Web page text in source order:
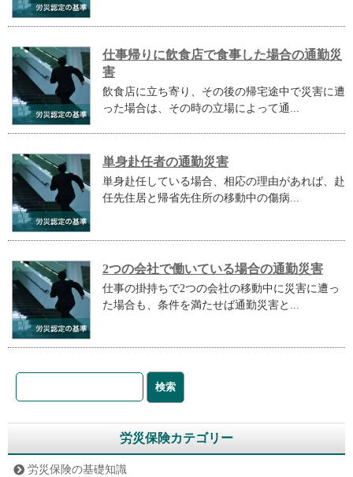
仕事帰りに飲食店で食事した場合の通勤災
害
飲食店に立ち寄り、その後の帰宅途中で災害に遭
った場合は、その時の立場によって通...
単身赴任者の通勤災害
単身赴任している場合、相応の理由があれば、赴
任先住居と帰省先住所の移動中の傷病...
2つの会社で働いている場合の通勤災害
仕事の掛持ちで2つの会社の移動中に災害に遭っ
た場合も、条件を満たせば通勤災害と...
労災保険カテゴリー
労災保険の基礎知識